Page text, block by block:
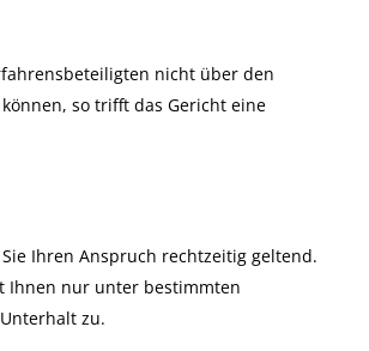
nicht über den
so trifft das Gericht eine
Ihren Anspruch rechtzeitig geltend.
Ihnen nur unter bestimmten
zu.